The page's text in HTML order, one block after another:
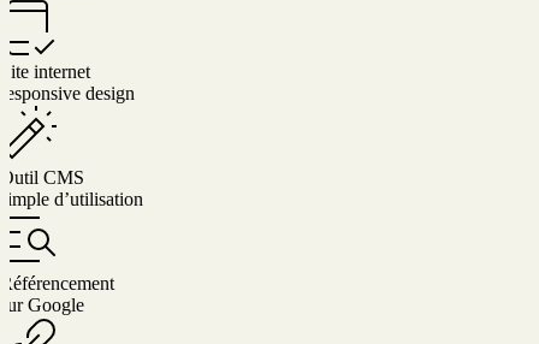
Site internet
responsive design
Outil CMS
simple d’utilisation
Référencement
sur Google